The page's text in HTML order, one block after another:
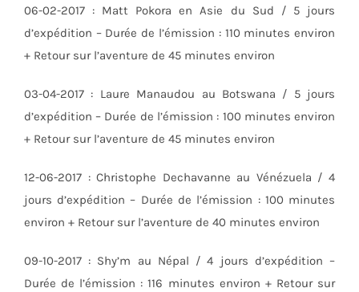
06-02-2017 : Matt Pokora en Asie du Sud / 5 jours
d’expédition – Durée de l’émission : 110 minutes environ
+ Retour sur l’aventure de 45 minutes environ
03-04-2017 : Laure Manaudou au Botswana / 5 jours
d’expédition – Durée de l’émission : 100 minutes environ
+ Retour sur l’aventure de 45 minutes environ
12-06-2017 : Christophe Dechavanne au Vénézuela / 4
jours d’expédition – Durée de l’émission : 100 minutes
environ + Retour sur l’aventure de 40 minutes environ
09-10-2017 : Shy’m au Népal / 4 jours d’expédition –
Durée de l’émission : 116 minutes environ + Retour sur